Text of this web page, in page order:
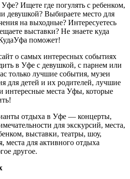
Ищете где погулять с ребенком,
девушкой? Выбираете место для
на выходные? Интересуетесь
выставки? Не знаете куда
поможет!
о самых интересных событиях
в Уфе с девушкой, с парнем или
только лучшие события, музеи
для детей и их родителей, лучшие
интересные места Уфы, которые
отдыха в Уфе — концерты,
для экскурсий, места,
выставки, театры, шоу,
места для активного отдыха
другое.